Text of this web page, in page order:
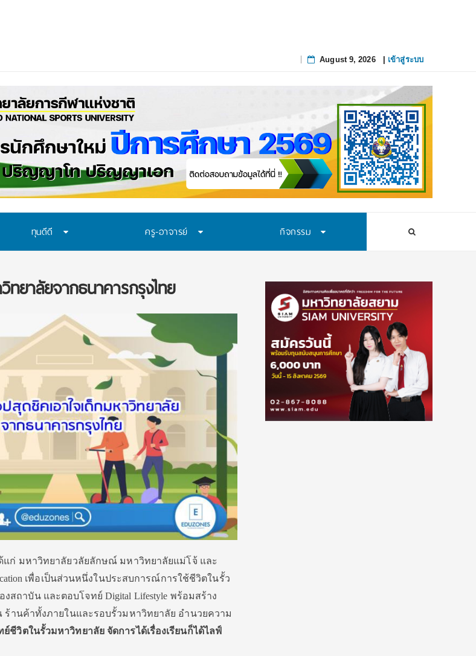
August 9, 2026| เข้าสู่ระบบ
ทุนดีดี ครู-อาจารย์ กิจกรรม
ทยาลัยจากธนาคารกรุงไทย
แก่ มหาวิทยาลัยวลัยลักษณ์ มหาวิทยาลัยแม่โจ้ และ
เพื่อเป็นส่วนหนึ่งในประสบการณ์การใช้ชีวิตในรั้ว
ถาบัน และตอบโจทย์ Digital Lifestyle พร้อมสร้าง
ร้านค้าทั้งภายในและรอบรั้วมหาวิทยาลัย อำนวยความ
ย์ชีวิตในรั้วมหาวิทยาลัย จัดการได้เรื่องเรียนก็ได้ไลฟ์